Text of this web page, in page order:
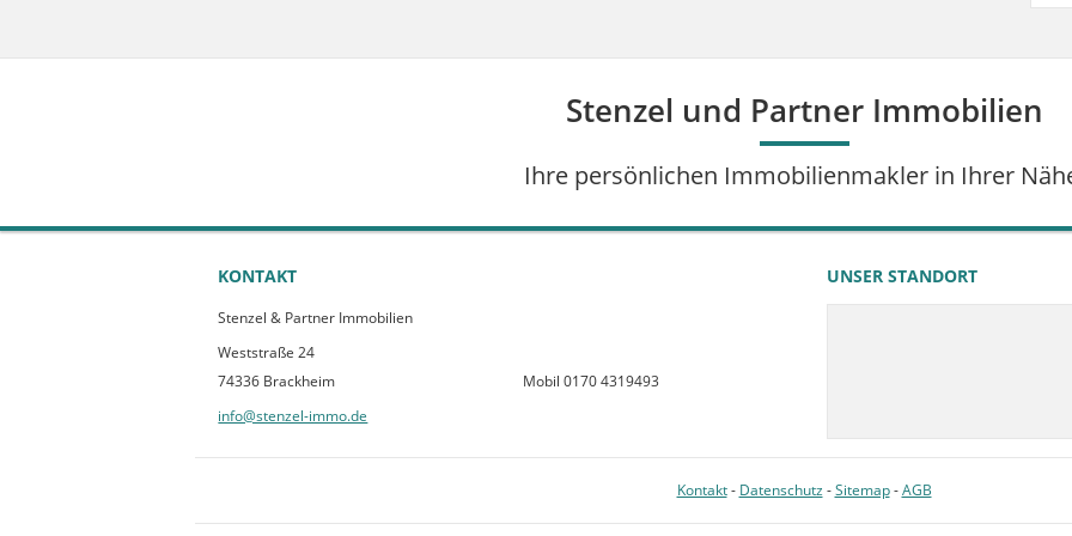
Stenzel und Partner Immobilien
Ihre persönlichen Immobilienmakler in Ihrer
KONTAKT
Stenzel & Partner Immobilien
Weststraße 24
74336 Brackheim
info@stenzel-immo.de
Mobil 0170 4319493
UNSER STANDORT
Kontakt- Datenschutz-Sitemap-AGB